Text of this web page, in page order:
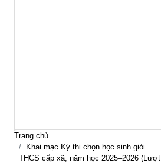
Trang chủ
Khai mạc Kỳ thi chọn học sinh giỏi
THCS cấp xã, năm học 2025–2026 (Lượt